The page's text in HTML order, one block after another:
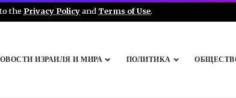
the Privacy Policyand Terms of Use.
ИЗРАИЛЯ И МИРА ПОЛИТИКА